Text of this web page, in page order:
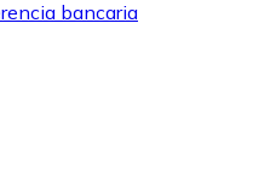
bancaria